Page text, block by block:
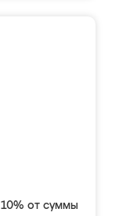
10% от суммы